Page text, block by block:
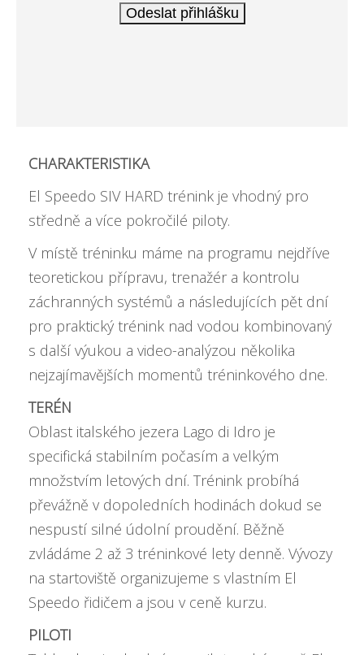
CHARAKTERISTIKA
El Speedo SIV HARD trénink je vhodný pro
středně a více pokročilé piloty.
V místě tréninku máme na programu nejdříve
teoretickou přípravu, trenažér a kontrolu
záchranných systémů a následujících pět dní
pro praktický trénink nad vodou kombinovaný
s další výukou a video-analýzou několika
nejzajímavějších momentů tréninkového dne.
TERÉN
Oblast italského jezera Lago di Idro je
specifická stabilním počasím a velkým
množstvím letových dní. Trénink probíhá
převážně v dopoledních hodinách dokud se
nespustí silné údolní proudění. Běžně
zvládáme 2 až 3 tréninkové lety denně. Vývozy
na startoviště organizujeme s vlastním El
Speedo řidičem a jsou v ceně kurzu.
PILOTI